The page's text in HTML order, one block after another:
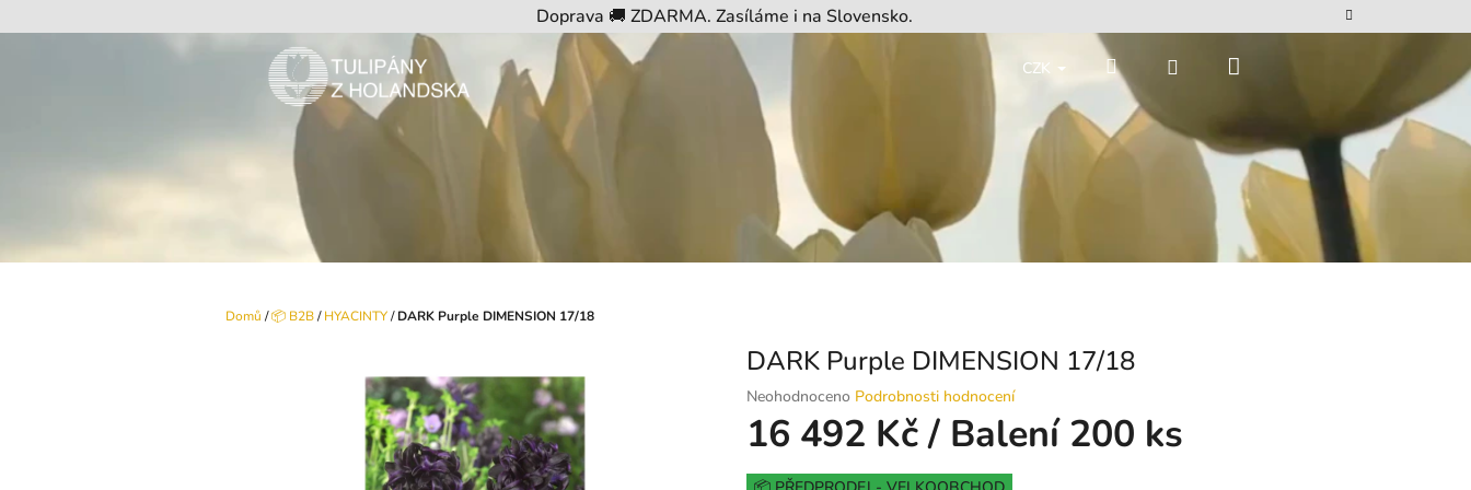
na
Doprava 🚚 ZDARMA. Zasíláme i na Slovensko.
CZK Hledat Přihlášení
Domů /📦 B2B/ HYACINTY/ DARK Purple DIMENSION 17/18
DARK Purple DIMENSION 17/18
Průměrné
hodnocení
produktu
0,0
Neohodnoceno Podrobnosti hodnocení
16 492 Kč/ Balení 200 ks
Měrná